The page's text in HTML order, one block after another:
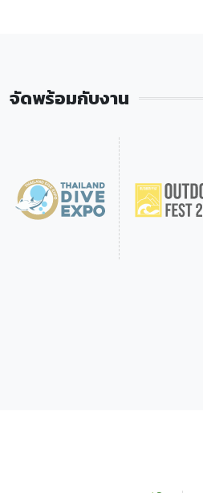
จัดพร้อมกับงาน